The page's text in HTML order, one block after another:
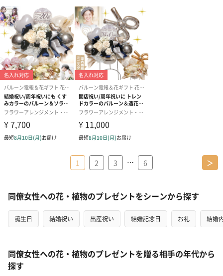
1 2 3 … 6 ＞
同僚女性への花・植物のプレゼントをシーンから探す
誕生日 結婚祝い 出産祝い 結婚記念日 お礼 結婚
同僚女性への花・植物のプレゼントを贈る相手の年代から
探す